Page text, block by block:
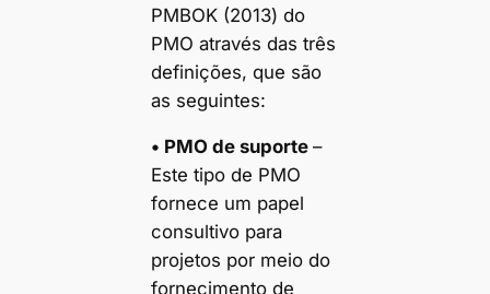
PMBOK (2013) do
PMO através das três
definições, que são
as seguintes:
• PMO de suporte –
Este tipo de PMO
fornece um papel
consultivo para
projetos por meio do
fornecimento de